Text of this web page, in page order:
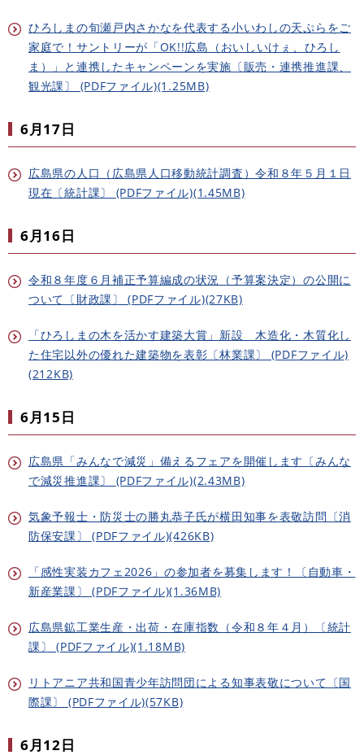
ひろしまの旬瀬戸内さかなを代表する小いわしの天ぷらをご
家庭で！サントリーが「OK!!広島（おいしいけぇ、ひろし
ま）」と連携したキャンペーンを実施〔販売・連携推進課、
観光課〕 (PDFファイル)(1.25MB)
6月17日
広島県の人口（広島県人口移動統計調査）令和８年５月１日
現在〔統計課〕 (PDFファイル)(1.45MB)
6月16日
令和８年度６月補正予算編成の状況（予算案決定）の公開に
ついて〔財政課〕 (PDFファイル)(27KB)
「ひろしまの木を活かす建築大賞」新設 木造化・木質化し
た住宅以外の優れた建築物を表彰〔林業課〕 (PDFファイル)
(212KB)
6月15日
広島県「みんなで減災」備えるフェアを開催します〔みんな
で減災推進課〕 (PDFファイル)(2.43MB)
気象予報士・防災士の勝丸恭子氏が横田知事を表敬訪問〔消
防保安課〕 (PDFファイル)(426KB)
「感性実装カフェ2026」の参加者を募集します！〔自動車・
新産業課〕 (PDFファイル)(1.36MB)
広島県鉱工業生産・出荷・在庫指数（令和８年４月）〔統計
課〕 (PDFファイル)(1.18MB)
リトアニア共和国青少年訪問団による知事表敬について〔国
際課〕 (PDFファイル)(57KB)
6月12日